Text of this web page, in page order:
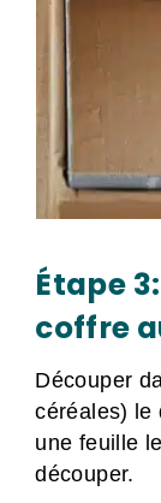
Étape
coffre
Découper
céréales) le
une feuille
découper.